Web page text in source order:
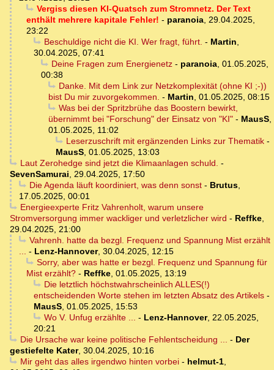
Vergiss diesen KI-Quatsch zum Stromnetz. Der Text
enthält mehrere kapitale Fehler! - paranoia, 29.04.2025,
23:22
Beschuldige nicht die KI. Wer fragt, führt. - Martin,
30.04.2025, 07:41
Deine Fragen zum Energienetz- paranoia, 01.05.2025,
00:38
Danke. Mit dem Link zur Netzkomplexität (ohne KI ;-))
bist Du mir zuvorgekommen. - Martin, 01.05.2025, 08:15
Was bei der Spritzbrühe das Boostern bewirkt,
übernimmt bei "Forschung" der Einsatz von "KI" - MausS,
01.05.2025, 11:02
Leserzuschrift mit ergänzenden Links zur Thematik-
MausS, 01.05.2025, 13:03
Laut Zerohedge sind jetzt die Klimaanlagen schuld. -
SevenSamurai, 29.04.2025, 17:50
Die Agenda läuft koordiniert, was denn sonst- Brutus,
17.05.2025, 00:01
Energieexperte Fritz Vahrenholt, warum unsere
Stromversorgung immer wackliger und verletzlicher wird - Reffke,
29.04.2025, 21:00
Vahrenh. hatte da bezgl. Frequenz und Spannung Mist erzählt
... - Lenz-Hannover, 30.04.2025, 12:15
Sorry, aber was hatte er bezgl. Frequenz und Spannung für
Mist erzählt? - Reffke, 01.05.2025, 13:19
Die letztlich höchstwahrscheinlich ALLES(!)
entscheidenden Worte stehen im letzten Absatz des Artikels -
MausS, 01.05.2025, 15:53
Wo V. Unfug erzählte ... - Lenz-Hannover, 22.05.2025,
20:21
Die Ursache war keine politische Fehlentscheidung ... - Der
gestiefelte Kater, 30.04.2025, 10:16
Mir geht das alles irgendwo hinten vorbei- helmut-1,